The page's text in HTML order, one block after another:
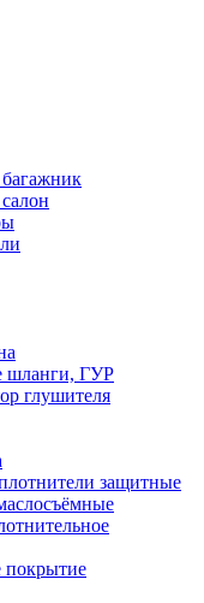
шланги, ГУР
глушителя
защитные
покрытие